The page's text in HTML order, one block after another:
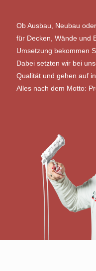
Ob Ausbau, Neubau
für Decken, Wände und
Umsetzung bekommen
Dabei setzten wir bei
Qualität und gehen auf
Alles nach dem Motto: